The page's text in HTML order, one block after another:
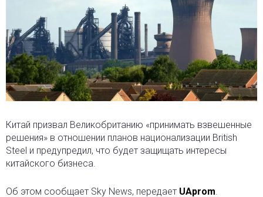
Китай призвал Великобританию «принимать взвешенные
решения» в отношении планов национализации British
Steel и предупредил, что будет защищать интересы
китайского бизнеса.
Об этом сообщает Sky News, передает UAprom.